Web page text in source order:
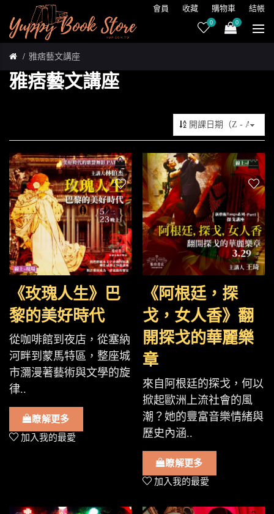
會員 收藏 購物車 結帳
0 0
雅痞藝文講座
雅痞藝文講座
《玫瑰人生》巴
黎的美好時代
從咖啡館到夜店，從塞納
河畔到蒙馬特區，整座城
市瀰漫著藝術與文學的旋
律..
瞭解更多
加入我的最愛
《阿根廷，探
戈，女人香》翻
開探戈的華麗樂
章
來自阿根廷的探戈，何以
掀起歐洲上流社會的風
潮？她的豐富音樂情緒與
歷史內涵..
瞭解更多
加入我的最愛